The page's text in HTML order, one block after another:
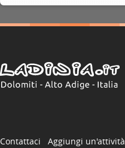
Contattaci Aggiungi un'attività